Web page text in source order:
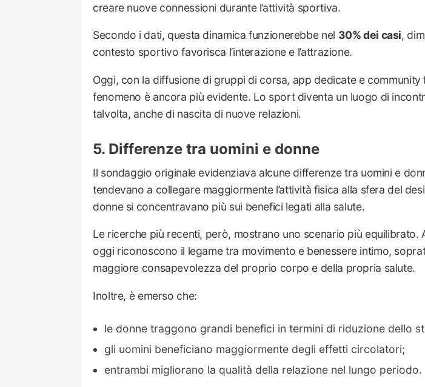
creare nuove connessioni durante l’attività sportiva.
Secondo i dati, questa dinamica funzionerebbe nel 30% dei casi,
contesto sportivo favorisca l’interazione e l’attrazione.
Oggi, con la diffusione di gruppi di corsa, app dedicate e community
fenomeno è ancora più evidente. Lo sport diventa un luogo di
talvolta, anche di nascita di nuove relazioni.
Differenze tra uomini e donne
Il sondaggio originale evidenziava alcune differenze tra uomini e
tendevano a collegare maggiormente l’attività fisica alla sfera del
donne si concentravano più sui benefici legati alla salute.
Le ricerche più recenti, però, mostrano uno scenario più equilibrato.
oggi riconoscono il legame tra movimento e benessere intimo,
maggiore consapevolezza del proprio corpo e della propria salute.
Inoltre, è emerso che:
le donne traggono grandi benefici in termini di riduzione dello
gli uomini beneficiano maggiormente degli effetti circolatori;
entrambi migliorano la qualità della relazione nel lungo periodo.